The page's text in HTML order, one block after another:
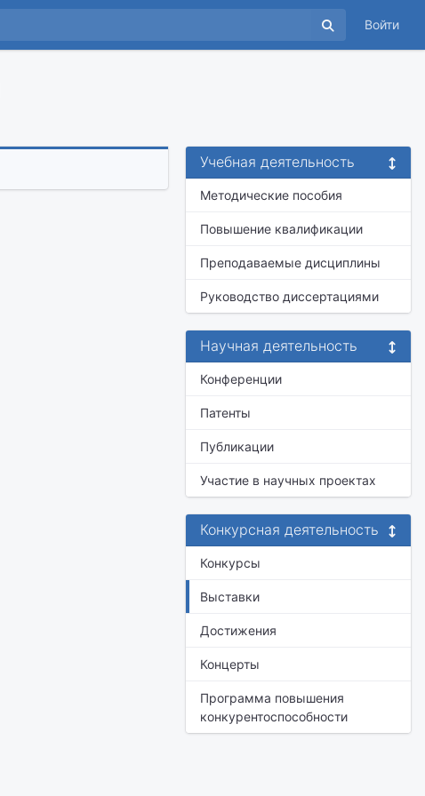
Войти
Учебная деятельность
Методические пособия
Повышение квалификации
Преподаваемые дисциплины
Руководство диссертациями
Научная деятельность
Конференции
Патенты
Публикации
Участие в научных проектах
Конкурсная деятельность
Конкурсы
Выставки
Достижения
Концерты
Программа повышения
конкурентоспособности